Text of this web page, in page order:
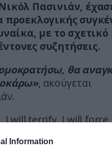
Information
Πασινιάν,
προεκλογικής
με το σχετικό
συζητήσεις.
θα
, ακούγεται
will terrify, I will